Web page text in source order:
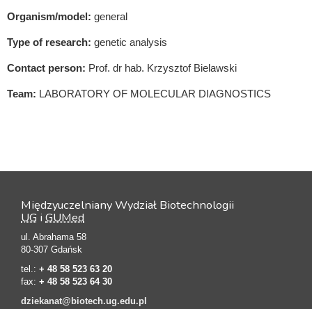
Organism/model: general
Type of research: genetic analysis
Contact person: Prof. dr hab. Krzysztof Bielawski
Team: LABORATORY OF MOLECULAR DIAGNOSTICS
Międzyuczelniany Wydział Biotechnologii
UG i GUMed
ul. Abrahama 58
80-307 Gdańsk
tel.: + 48 58 523 63 20
fax: + 48 58 523 64 30
dziekanat@biotech.ug.edu.pl